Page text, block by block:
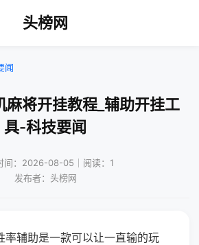
头榜网
闻
麻将开挂教程_辅助开挂工
具-科技要闻
间：2026-08-05｜阅读：1
发布者：头榜网
率辅助是一款可以让一直输的玩